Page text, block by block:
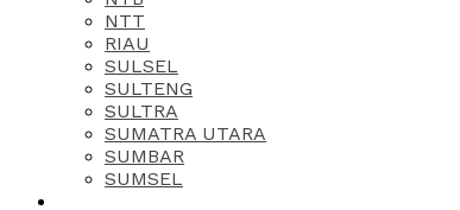
NTT
RIAU
SULSEL
SULTENG
SULTRA
SUMATRA UTARA
SUMBAR
SUMSEL